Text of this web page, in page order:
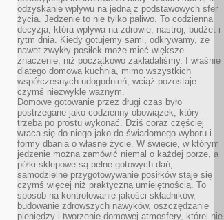
odzyskanie wpływu na jedną z podstawowych sfer
życia. Jedzenie to nie tylko paliwo. To codzienna
decyzja, która wpływa na zdrowie, nastrój, budżet i
rytm dnia. Kiedy gotujemy sami, odkrywamy, że
nawet zwykły posiłek może mieć większe
znaczenie, niż początkowo zakładaliśmy. I właśnie
dlatego domowa kuchnia, mimo wszystkich
współczesnych udogodnień, wciąż pozostaje
czymś niezwykle ważnym.
Domowe gotowanie przez długi czas było
postrzegane jako codzienny obowiązek, który
trzeba po prostu wykonać. Dziś coraz częściej
wraca się do niego jako do świadomego wyboru i
formy dbania o własne życie. W świecie, w którym
jedzenie można zamówić niemal o każdej porze, a
półki sklepowe są pełne gotowych dań,
samodzielne przygotowywanie posiłków staje się
czymś więcej niż praktyczną umiejętnością. To
sposób na kontrolowanie jakości składników,
budowanie zdrowszych nawyków, oszczędzanie
pieniędzy i tworzenie domowej atmosfery, której nie